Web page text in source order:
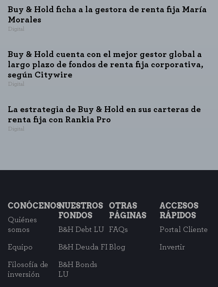
Buy & Hold ficha a la gestora de renta fija María
Morales
Digital
Buy & Hold cuenta con el mejor gestor global a
largo plazo de fondos de renta fija corporativa,
según Citywire
Digital
La estrategia de Buy & Hold en sus carteras de
renta fija con Rankia Pro
Digital
CONÓCENOS
Quiénes
somos
Equipo
Filosofía de
inversión
NUESTROS
FONDOS
B&H Debt LU
B&H Deuda FI
B&H Bonds
LU
OTRAS
PÁGINAS
FAQs
Blog
ACCESOS
RÁPIDOS
Portal Cliente
Invertir